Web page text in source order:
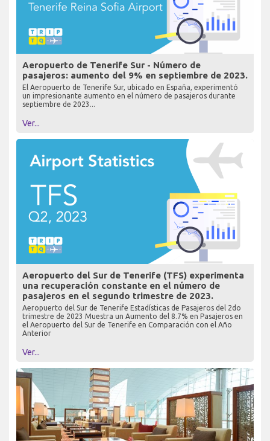
Aeropuerto de Tenerife Sur - Número de
pasajeros: aumento del 9% en septiembre de 2023.
El Aeropuerto de Tenerife Sur, ubicado en España, experimentó
un impresionante aumento en el número de pasajeros durante
septiembre de 2023...
Ver...
Aeropuerto del Sur de Tenerife (TFS) experimenta
una recuperación constante en el número de
pasajeros en el segundo trimestre de 2023.
Aeropuerto del Sur de Tenerife Estadísticas de Pasajeros del 2do
trimestre de 2023 Muestra un Aumento del 8.7% en Pasajeros en
el Aeropuerto del Sur de Tenerife en Comparación con el Año
Anterior
Ver...